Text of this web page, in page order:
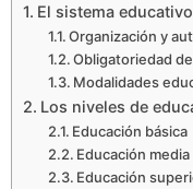
El sistema
Organización y
Obligatoriedad
Modalidades
Los niveles de
Educación básica
Educación
Educación